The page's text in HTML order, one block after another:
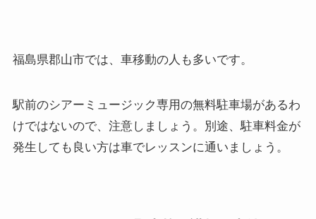
福島県郡山市では、車移動の人も多いです。
駅前のシアーミュージック専用の無料駐車場があるわ
けではないので、注意しましょう。別途、駐車料金が
発生しても良い方は車でレッスンに通いましょう。